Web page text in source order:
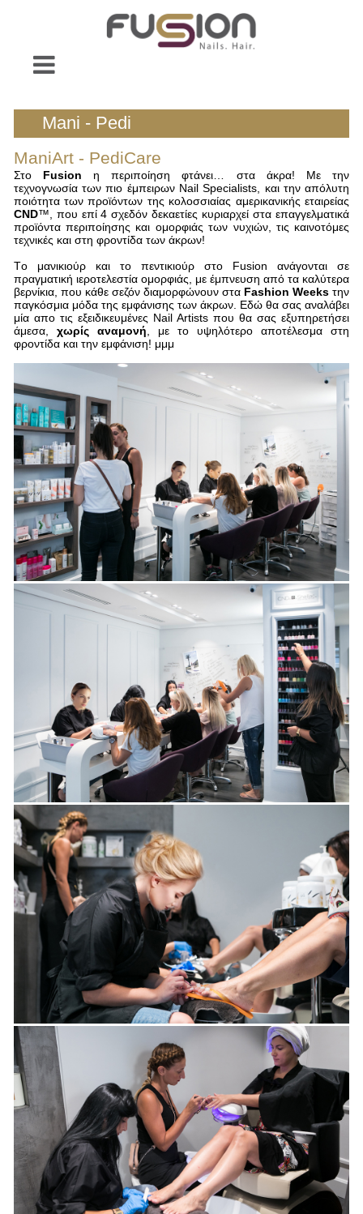
Mani - Pedi
ManiArt - PediCare
Στο Fusion η περιποίηση φτάνει… στα άκρα! Με την
τεχνογνωσία των πιο έμπειρων Νail Specialists, και την απόλυτη
ποιότητα των προϊόντων της κολοσσιαίας αμερικανικής εταιρείας
CND™, που επί 4 σχεδόν δεκαετίες κυριαρχεί στα επαγγελματικά
προϊόντα περιποίησης και ομορφιάς των νυχιών, τις καινοτόμες
τεχνικές και στη φροντίδα των άκρων!
Τo μανικιούρ και το πεντικιούρ στο Fusion ανάγονται σε
πραγματική ιεροτελεστία ομορφιάς, με έμπνευση από τα καλύτερα
βερνίκια, που κάθε σεζόν διαμορφώνουν στα Fashion Weeks την
παγκόσμια μόδα της εμφάνισης των άκρων. Εδώ θα σας αναλάβει
μία απο τις εξειδικευμένες Nail Artists που θα σας εξυπηρετήσει
άμεσα, χωρίς αναμονή , με το υψηλότερο αποτέλεσμα στη
φροντίδα και την εμφάνιση! μμμ